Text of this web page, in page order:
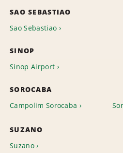
SAO SEBASTIAO
Sao Sebastiao
SINOP
Sinop Airport
SOROCABA
Campolim Sorocaba
SUZANO
Suzano